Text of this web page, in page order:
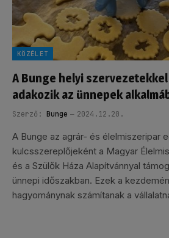
KÖZÉLET
A Bunge helyi
adakozik az ünnepek
Szerző: Bunge 2024.12.20.
A Bunge az agrár- és élelmiszeripar
kulcsszereplőjeként a Magyar
és a Szülők Háza Alapítvánnyal
ünnepi időszakban. Ezek a
hagyománynak számítanak a